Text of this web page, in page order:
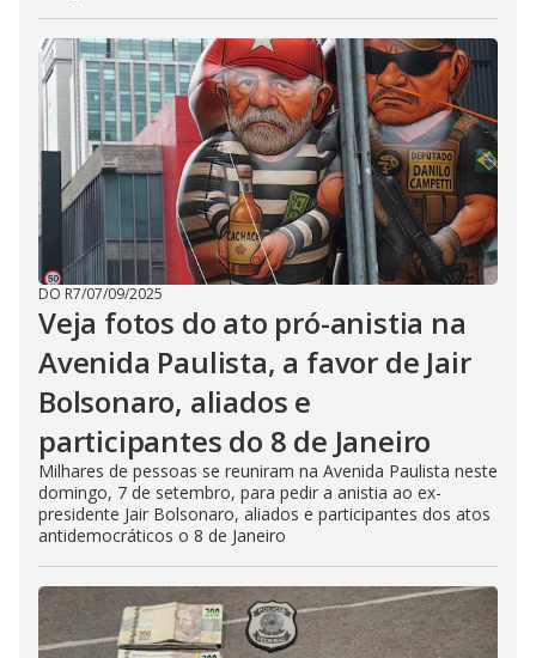
DO R7/07/09/2025
Veja fotos do ato pró-anistia na
Avenida Paulista, a favor de Jair
Bolsonaro, aliados e
participantes do 8 de Janeiro
Milhares de pessoas se reuniram na Avenida Paulista neste
domingo, 7 de setembro, para pedir a anistia ao ex-
presidente Jair Bolsonaro, aliados e participantes dos atos
antidemocráticos o 8 de Janeiro